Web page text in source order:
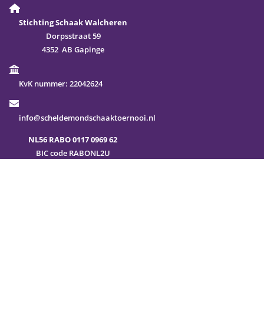
Stichting Schaak Walcheren
Dorpsstraat 59
4352 AB Gapinge
KvK nummer: 22042624
info@scheldemondschaaktoernooi.nl
NL56 RABO 0117 0969 62
BIC code RABONL2U